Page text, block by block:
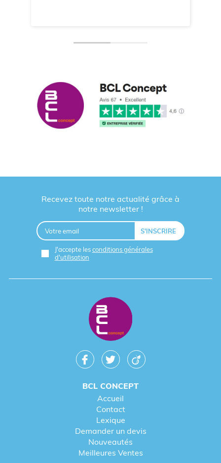
Recevez toute notre actualité grâce à
notre newsletter !
J'accepte lesconditions générales
d'utilisation
BCL CONCEPT
Accueil
Contact
Lexique
Demander un devis
Nouveautés
Meilleures Ventes